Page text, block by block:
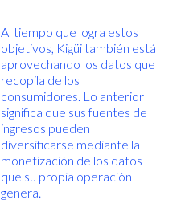
Al tiempo que logra estos
objetivos, Kigüi también está
aprovechando los datos que
recopila de los
consumidores. Lo anterior
significa que sus fuentes de
ingresos pueden
diversificarse mediante la
monetización de los datos
que su propia operación
genera.